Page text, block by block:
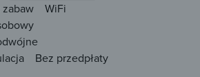
zabaw
WiFi
Bez przedpłaty